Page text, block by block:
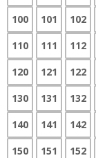
100
101 102
110
111 112
120
121 122
130
131 132
140
141 142
150
151 152